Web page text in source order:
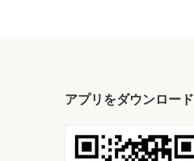
アプリをダウンロード